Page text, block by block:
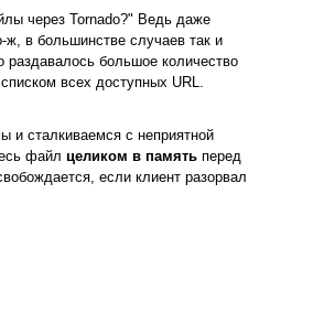
через Tornado?" Ведь даже
ж, в большинстве случаев так и
большое количество
всех доступных URL.
и сталкиваемся с неприятной
файлцеликом в память перед
если клиент разорвал